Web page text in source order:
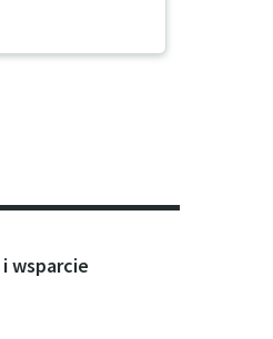
wsparcie